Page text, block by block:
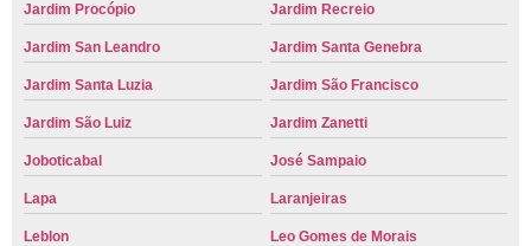
Jardim Procópio Jardim Recreio
Jardim San Leandro Jardim Santa Genebra
Jardim Santa Luzia Jardim São Francisco
Jardim São Luiz Jardim Zanetti
Joboticabal José Sampaio
Lapa Laranjeiras
Leblon Leo Gomes de Morais